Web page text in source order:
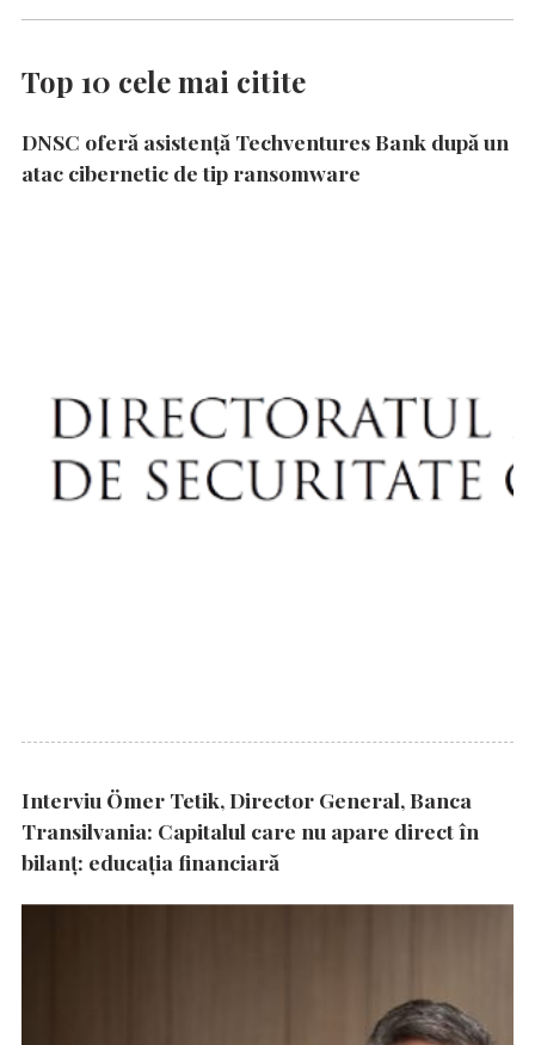
Top 10 cele mai citite
DNSC oferă asistență Techventures Bank după un
atac cibernetic de tip ransomware
Interviu Ömer Tetik, Director General, Banca
Transilvania: Capitalul care nu apare direct în
bilanț: educația financiară